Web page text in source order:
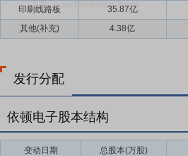
印刷线路板 35.87亿
其他(补充)
4.38亿
发行分配
依顿电子股本结构
变动日期 总股本(万股)